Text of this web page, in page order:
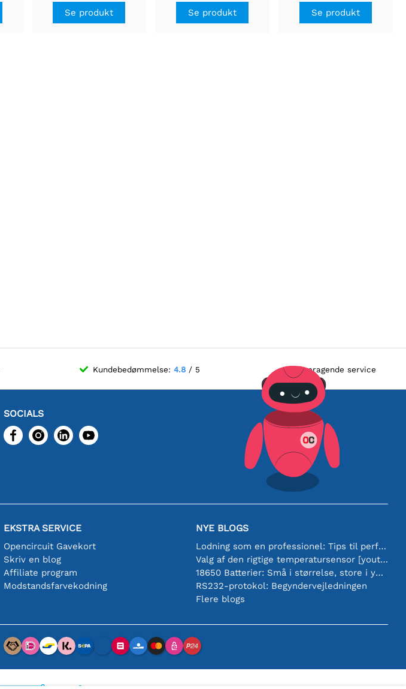
Se produkt
kabel
Se produkt Se produkt
Kundebedømmelse: 4.8/ 5 Fremragende service
SOCIALS
EKSTRA SERVICE
Opencircuit Gavekort
Skriv en blog
Affiliate program
Modstandsfarvekodning
NYE BLOGS
Lodning som en professionel: Tips til perfekte elektroniske forbindelser
Valg af den rigtige temperatursensor [youtube]
18650 Batterier: Små i størrelse, store i ydeevne
RS232-protokol: Begyndervejledningen
Flere blogs